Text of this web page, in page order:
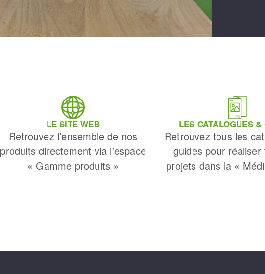
LE SITE WEB
Retrouvez l’ensemble de nos
produits directement via l’espace
« Gamme produits »
LES CATALOGUES &
Retrouvez tous les
guides pour réaliser
projets dans la «